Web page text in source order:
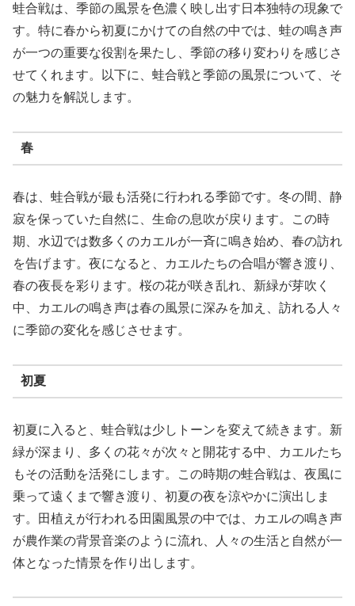
蛙合戦は、季節の風景を色濃く映し出す日本独特の現象で
す。特に春から初夏にかけての自然の中では、蛙の鳴き声
が一つの重要な役割を果たし、季節の移り変わりを感じさ
せてくれます。以下に、蛙合戦と季節の風景について、そ
の魅力を解説します。
春
春は、蛙合戦が最も活発に行われる季節です。冬の間、静
寂を保っていた自然に、生命の息吹が戻ります。この時
期、水辺では数多くのカエルが一斉に鳴き始め、春の訪れ
を告げます。夜になると、カエルたちの合唱が響き渡り、
春の夜長を彩ります。桜の花が咲き乱れ、新緑が芽吹く
中、カエルの鳴き声は春の風景に深みを加え、訪れる人々
に季節の変化を感じさせます。
初夏
初夏に入ると、蛙合戦は少しトーンを変えて続きます。新
緑が深まり、多くの花々が次々と開花する中、カエルたち
もその活動を活発にします。この時期の蛙合戦は、夜風に
乗って遠くまで響き渡り、初夏の夜を涼やかに演出しま
す。田植えが行われる田園風景の中では、カエルの鳴き声
が農作業の背景音楽のように流れ、人々の生活と自然が一
体となった情景を作り出します。